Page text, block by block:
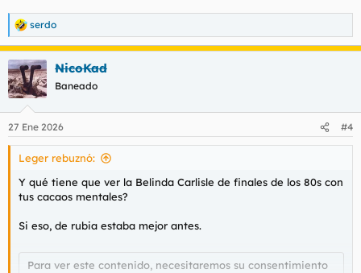
R
e
a
c
c
i
e
s
serdo
NicoKad
Baneado
27 Ene 2026 #4
Leger rebuznó:
Y qué tiene que ver la Belinda Carlisle de finales de los 80s con
tus cacaos mentales?
Si eso, de rubia estaba mejor antes.
Para ver este contenido, necesitaremos su consentimiento